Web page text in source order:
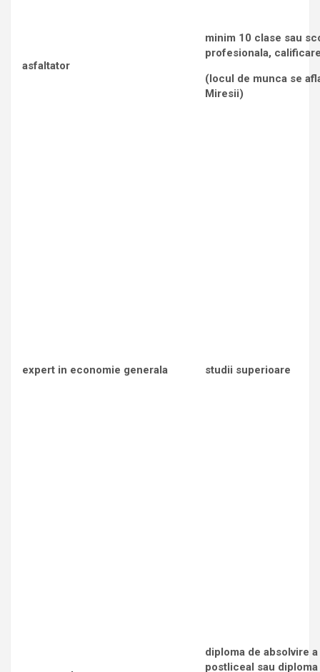
asfaltator
minim 10 clase sau
profesionala,
(locul de munca se
Miresii)
expert in economie generala studii superioare
diploma de absolvire
postliceal sau diploma